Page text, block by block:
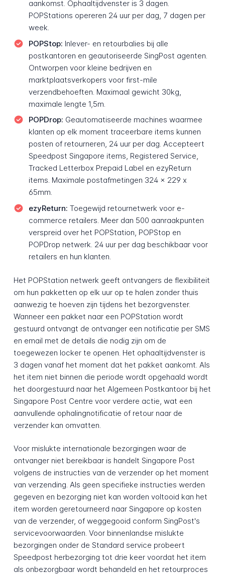
aankomst. Ophaaltijdvenster is 3 dagen.
POPStations opereren 24 uur per dag, 7 dagen per
week.
POPStop: Inlever- en retourbalies bij alle
postkantoren en geautoriseerde SingPost agenten.
Ontworpen voor kleine bedrijven en
marktplaatsverkopers voor first-mile
verzendbehoeften. Maximaal gewicht 30kg,
maximale lengte 1,5m.
POPDrop: Geautomatiseerde machines waarmee
klanten op elk moment traceerbare items kunnen
posten of retourneren, 24 uur per dag. Accepteert
Speedpost Singapore items, Registered Service,
Tracked Letterbox Prepaid Label en ezyReturn
items. Maximale postafmetingen 324 x 229 x
65mm.
ezyReturn: Toegewijd retournetwerk voor e-
commerce retailers. Meer dan 500 aanraakpunten
verspreid over het POPStation, POPStop en
POPDrop netwerk. 24 uur per dag beschikbaar voor
retailers en hun klanten.
Het POPStation netwerk geeft ontvangers de flexibiliteit
om hun pakketten op elk uur op te halen zonder thuis
aanwezig te hoeven zijn tijdens het bezorgvenster.
Wanneer een pakket naar een POPStation wordt
gestuurd ontvangt de ontvanger een notificatie per SMS
en email met de details die nodig zijn om de
toegewezen locker te openen. Het ophaaltijdvenster is
3 dagen vanaf het moment dat het pakket aankomt. Als
het item niet binnen die periode wordt opgehaald wordt
het doorgestuurd naar het Algemeen Postkantoor bij het
Singapore Post Centre voor verdere actie, wat een
aanvullende ophalingnotificatie of retour naar de
verzender kan omvatten.
Voor mislukte internationale bezorgingen waar de
ontvanger niet bereikbaar is handelt Singapore Post
volgens de instructies van de verzender op het moment
van verzending. Als geen specifieke instructies werden
gegeven en bezorging niet kan worden voltooid kan het
item worden geretourneerd naar Singapore op kosten
van de verzender, of weggegooid conform SingPost's
servicevoorwaarden. Voor binnenlandse mislukte
bezorgingen onder de Standard service probeert
Speedpost herbezorging tot drie keer voordat het item
als onbezorgbaar wordt behandeld en het retourproces